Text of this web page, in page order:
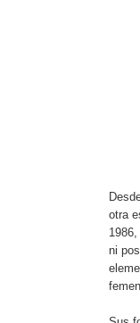
otra
ni